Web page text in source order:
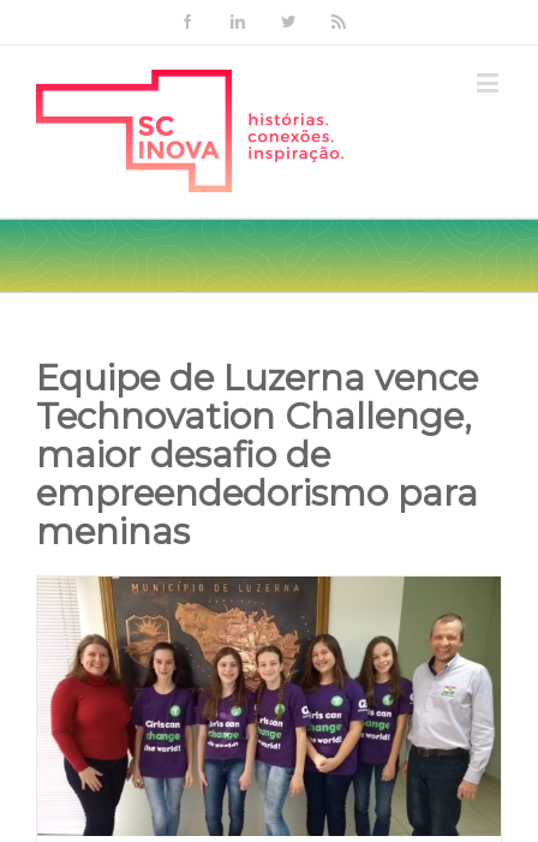
FacebookLinkedinTwitter
Equipe de Luzerna vence
Technovation Challenge,
maior desafio de
empreendedorismo para
meninas
View
Larger
Image